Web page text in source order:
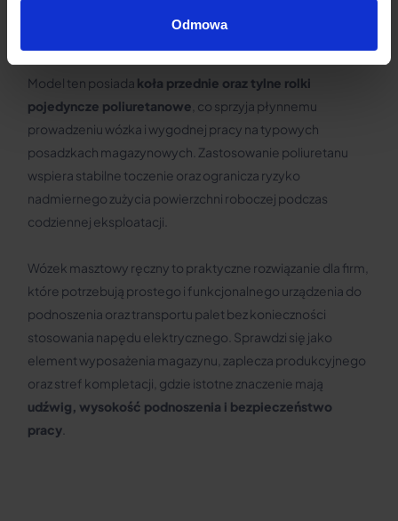
Odmowa
Model ten posiada koła przednie oraz tylne rolki
pojedyncze poliuretanowe , co sprzyja płynnemu
prowadzeniu wózka i wygodnej pracy na typowych
posadzkach magazynowych. Zastosowanie poliuretanu
wspiera stabilne toczenie oraz ogranicza ryzyko
nadmiernego zużycia powierzchni roboczej podczas
codziennej eksploatacji.
Wózek masztowy ręczny to praktyczne rozwiązanie dla firm,
które potrzebują prostego i funkcjonalnego urządzenia do
podnoszenia oraz transportu palet bez konieczności
stosowania napędu elektrycznego. Sprawdzi się jako
element wyposażenia magazynu, zaplecza produkcyjnego
oraz stref kompletacji, gdzie istotne znaczenie mają
udźwig, wysokość podnoszenia i bezpieczeństwo
pracy